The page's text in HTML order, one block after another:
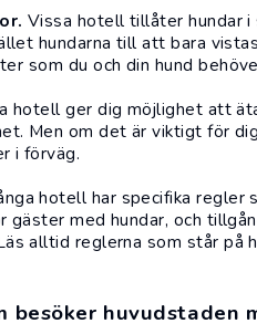
Vissa hotell tillåter hundar i
hundarna till att bara
som du och din hund
hotell ger dig möjlighet att
Men om det är viktigt för
i förväg.
hotell har specifika regler
gäster med hundar, och
alltid reglerna som står
besöker huvudstaden